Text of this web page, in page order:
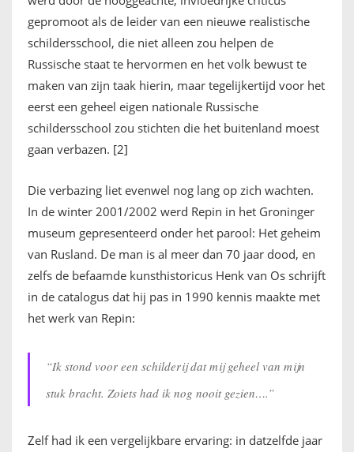
gepromoot als de leider van een nieuwe realistische
schildersschool, die niet alleen zou helpen de
Russische staat te hervormen en het volk bewust te
maken van zijn taak hierin, maar tegelijkertijd voor het
eerst een geheel eigen nationale Russische
schildersschool zou stichten die het buitenland moest
gaan verbazen. [2]
Die verbazing liet evenwel nog lang op zich wachten.
In de winter 2001/2002 werd Repin in het Groninger
museum gepresenteerd onder het parool: Het geheim
van Rusland. De man is al meer dan 70 jaar dood, en
zelfs de befaamde kunsthistoricus Henk van Os schrijft
in de catalogus dat hij pas in 1990 kennis maakte met
het werk van Repin:
“Ik stond voor een schilderij dat mij geheel van mijn
stuk bracht. Zoiets had ik nog nooit gezien….”
Zelf had ik een vergelijkbare ervaring: in datzelfde jaar